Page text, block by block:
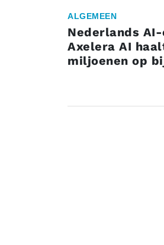
ALGEMEEN
Nederlands
Axelera AI
miljoenen op